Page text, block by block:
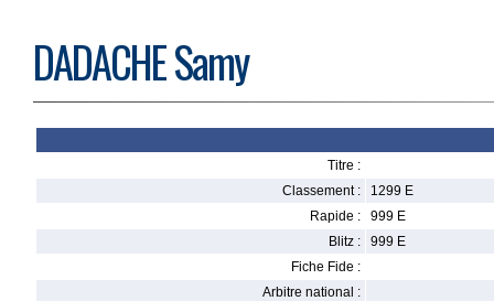
DADACHE Samy
Titre :
Classement :
1299 E
Rapide :
999 E
Blitz :
999 E
Fiche Fide :
Arbitre national :